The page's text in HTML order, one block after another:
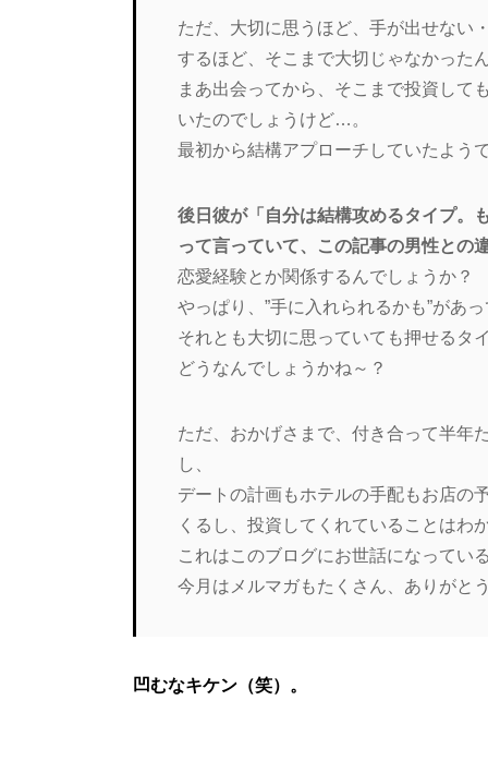
ただ、大切に思うほど、手が出せない
するほど、そこまで大切じゃなかった
まあ出会ってから、そこまで投資して
いたのでしょうけど…。
最初から結構アプローチしていたよう
後日彼が「自分は結構攻めるタイプ。
って言っていて、この記事の男性との
恋愛経験とか関係するんでしょうか？
やっぱり、”手に入れられるかも”があ
それとも大切に思っていても押せるタ
どうなんでしょうかね～？
ただ、おかげさまで、付き合って半年
し、
デートの計画もホテルの手配もお店の
くるし、投資してくれていることはわ
これはこのブログにお世話になってい
今月はメルマガもたくさん、ありがと
凹むなキケン（笑）。